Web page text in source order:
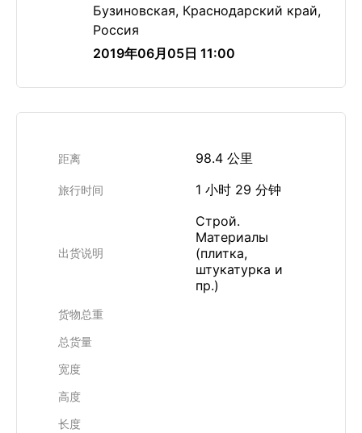
Бузиновская, Краснодарский край,
Россия
2019年06月05日 11:00
距离 98.4 公里
旅行时间 1 小时 29 分钟
出货说明
Строй.
Материалы
(плитка,
штукатурка и
пр.)
货物总重
总货量
宽度
高度
长度